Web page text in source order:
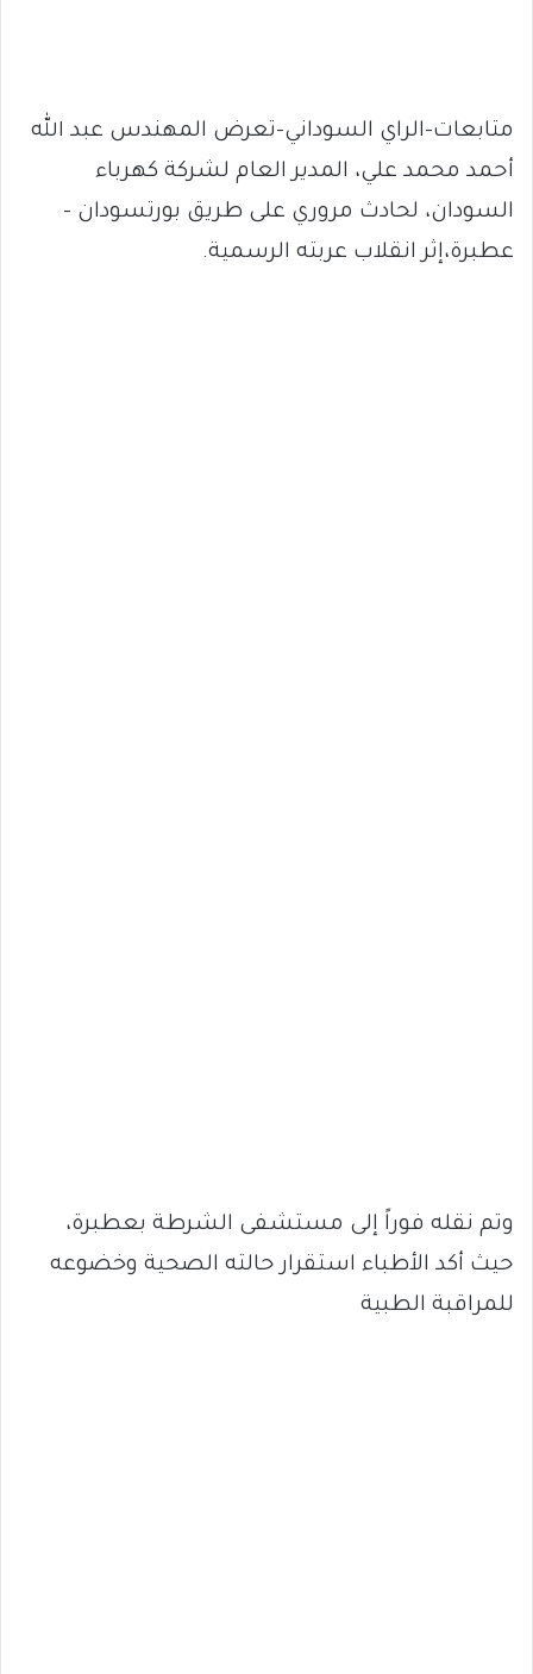
متابعات-الراي السوداني-تعرض المهندس عبد الله
أحمد محمد علي، المدير العام لشركة كهرباء
السودان، لحادث مروري على طريق بورتسودان –
عطبرة،إثر انقلاب عربته الرسمية.
وتم نقله فوراً إلى مستشفى الشرطة بعطبرة،
حيث أكد الأطباء استقرار حالته الصحية وخضوعه
للمراقبة الطبية